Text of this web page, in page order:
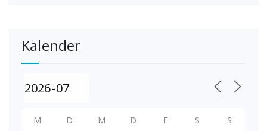
Kalender
M D M D F S S